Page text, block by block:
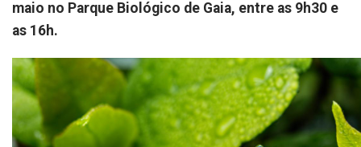
maio no Parque Biológico de Gaia, entre as 9h30 e
as 16h.